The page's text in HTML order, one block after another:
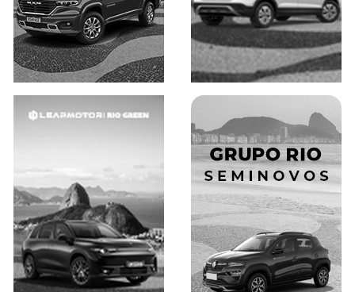
Saiba mais Saiba mais